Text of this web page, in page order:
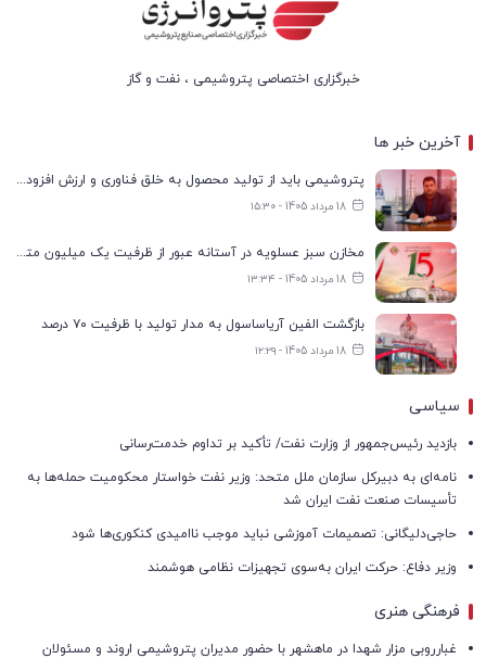
خبرگزاری اختصاصی پتروشیمی ، نفت و گاز
آخرین خبر ها
پتروشیمی باید از تولید محصول به خلق فناوری و ارزش افزوده حرکت کند
18 مرداد 1405 - ۱۵:۳۰
مخازن سبز عسلویه در آستانه عبور از ظرفیت یک میلیون مترمکعب
18 مرداد 1405 - ۱۳:۳۴
بازگشت الفین آریاساسول به مدار تولید با ظرفیت ۷۰ درصد
18 مرداد 1405 - ۱۲:۲۹
سیاسی
بازدید رئیس‌جمهور از وزارت نفت/ تأکید بر تداوم خدمت‌رسانی
نامه‌ای به دبیرکل سازمان ملل متحد: وزیر نفت خواستار محکومیت حمله‌ها به
تأسیسات صنعت نفت ایران شد
حاجی‌دلیگانی: تصمیمات آموزشی نباید موجب ناامیدی کنکوری‌ها شود
وزیر دفاع: حرکت ایران به‌سوی تجهیزات نظامی هوشمند
فرهنگی هنری
غبارروبی مزار شهدا در ماهشهر با حضور مدیران پتروشیمی اروند و مسئولان